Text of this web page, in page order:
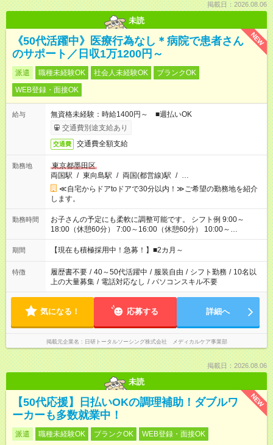
掲載日：2026.08.06
未読
NEW
《50代活躍中》医療行為なし＊病院で患者さん
のサポート／日収1万1200円～
派遣 職種未経験OK 社会人未経験OK
ブランクOK
WEB登録・面接OK
給与
無資格未経験：時給1400円～ ■週払いOK
交通費別途支給あり
交通費 交通費全額支給
勤務地
東京都墨田区
両国駅 / 東向島駅 / 両国(都営線)駅 / …
≪自宅からドアtoドアで30分以内！≫ご希望の勤務地を紹介
します。
勤務時間
お子さんの予定にも柔軟に調整可能です。 シフト例 9:00～
18:00（休憩60分） 7:00～16:00（休憩60分） 10:00～
19:00（休憩60分） ※Wワーク希望の方へ 今ご覧のお仕事で希
望する勤務時間と、もう1つのお仕事の勤務時間の合計が 週40
期間 【現在も積極採用中！急募！】■2カ月～
特徴 履歴書不要 / 40～50代活躍中 / 服装自由 / シフト勤務 / 10名以
上の大量募集 / 電話対応なし / パソコンスキル不要
気になる！ 応募する 詳細へ
掲載元企業名 日研トータルソーシング株式会社 メディカルケア事業部
掲載日：2026.08.06
未読
NEW
【50代応援】日払いOKの調理補助！ダブルワ
ーカーも多数就業中！
派遣 職種未経験OK ブランクOK WEB登録・面接OK